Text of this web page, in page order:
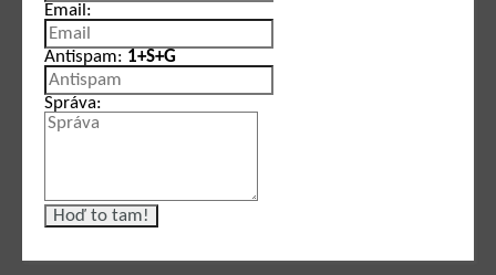
Email:
Antispam: 1+S+G
Správa: